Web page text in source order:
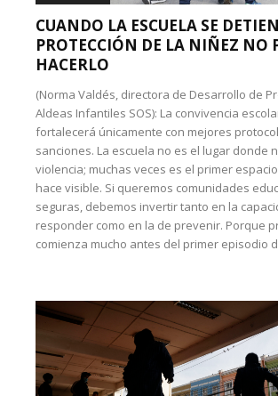
CUANDO LA ESCUELA SE
PROTECCIÓN DE LA NIÑEZ NO
HACERLO
(Norma Valdés, directora de Desarrollo de
Aldeas Infantiles SOS): La convivencia
fortalecerá únicamente con mejores
sanciones. La escuela no es el lugar donde
violencia; muchas veces es el primer
hace visible. Si queremos comunidades
seguras, debemos invertir tanto en la
responder como en la de prevenir. Porque
comienza mucho antes del primer episodio